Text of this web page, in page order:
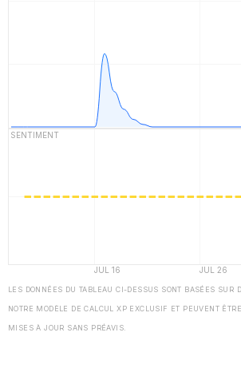
LES DONNÉES DU TABLEAU CI-DESSUS SONT BASÉES SUR
NOTRE MODÈLE DE CALCUL XP EXCLUSIF ET PEUVENT
MISES À JOUR SANS PRÉAVIS.